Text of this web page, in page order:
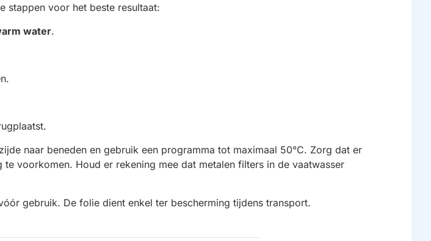
stappen voor het beste resultaat:
water.
naar beneden en gebruik een programma tot maximaal 50°C. Zorg dat er
voorkomen. Houd er rekening mee dat metalen filters in de vaatwasser
gebruik. De folie dient enkel ter bescherming tijdens transport.